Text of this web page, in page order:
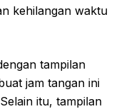
kehilangan waktu
tampilan
jam tangan ini
itu, tampilan